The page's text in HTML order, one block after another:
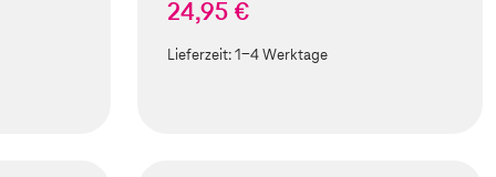
24,95 €
Lieferzeit:1-4 Werktage